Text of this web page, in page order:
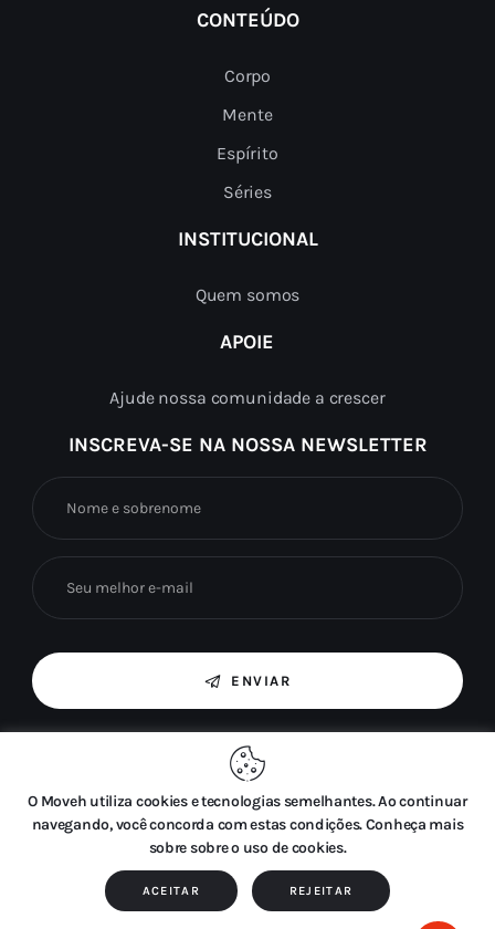
CONTEÚDO
Corpo
Mente
Espírito
Séries
INSTITUCIONAL
Quem somos
APOIE
Ajude nossa comunidade a crescer
INSCREVA-SE NA NOSSA NEWSLETTER
ENVIAR
Ao marcar esta caixa, concordo com o uso das
minhas informações fornecidas para fins de
marketing por e-mail.
Moveh © 2026. Todos os direitos reservados.
O Moveh utiliza cookies e tecnologias semelhantes. Ao continuar
navegando, você concorda com estas condições. Conheça mais
sobre sobre o uso de cookies.
ACEITAR REJEITAR